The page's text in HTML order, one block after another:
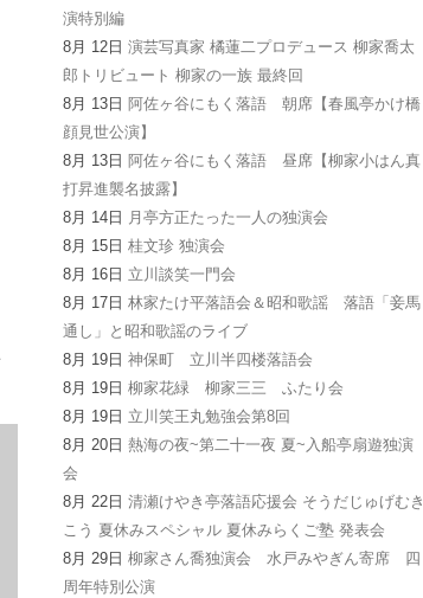
演特別編
8月 12日演芸写真家 橘蓮二プロデュース 柳家喬太
郎トリビュート 柳家の一族 最終回
8月 13日 阿佐ヶ谷にもく落語 朝席【春風亭かけ橋
顔見世公演】
8月 13日 阿佐ヶ谷にもく落語 昼席【柳家小はん真
打昇進襲名披露】
8月 14日 月亭方正たった一人の独演会
8月 15日桂文珍 独演会
8月 16日 立川談笑一門会
8月 17日林家たけ平落語会＆昭和歌謡 落語「妾馬
通し」と昭和歌謡のライブ
8月 19日神保町 立川半四楼落語会
8月 19日柳家花緑 柳家三三 ふたり会
8月 19日 立川笑王丸勉強会第8回
8月 20日熱海の夜~第二十一夜 夏~入船亭扇遊独演
会
8月 22日清瀬けやき亭落語応援会 そうだじゅげむき
こう 夏休みスペシャル 夏休みらくご塾 発表会
8月 29日柳家さん喬独演会 水戸みやぎん寄席 四
周年特別公演